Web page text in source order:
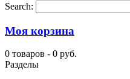
Search:
Моя корзина
0 товаров - 0 руб.
Разделы